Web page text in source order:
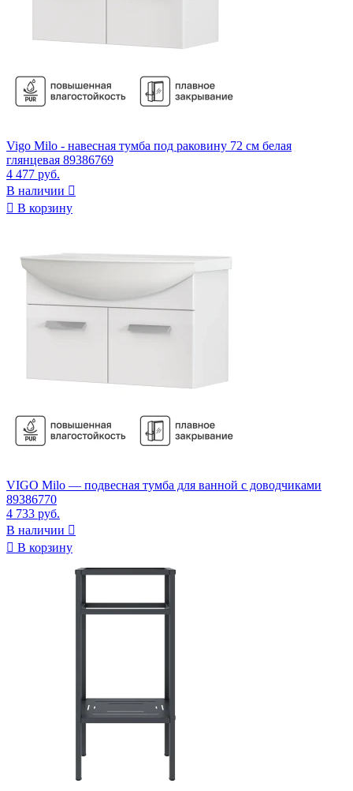
Vigo Milo - навесная тумба под раковину 72 см белая
глянцевая 89386769
4 477 руб.
В наличии 
 В корзину
VIGO Milo — подвесная тумба для ванной с доводчиками
89386770
4 733 руб.
В наличии 
 В корзину